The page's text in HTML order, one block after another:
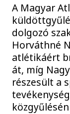
A Magyar
dolgozó
Horváthné
atlétikáért
át, míg
részesült a